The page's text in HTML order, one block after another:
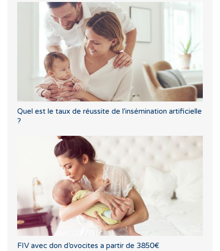
Quel est le taux de réussite de l'insémination artificielle
?
FIV avec don d’ovocites a partir de 3850€